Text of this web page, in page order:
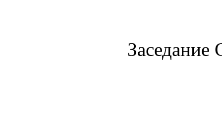
Заседание